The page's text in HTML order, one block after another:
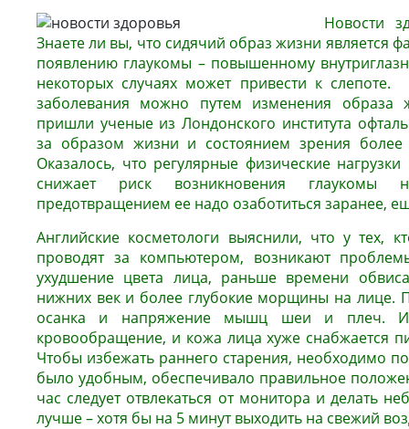
Новости
Знаете ли вы, что сидячий образ жизни является
появлению глаукомы – повышенному
некоторых случаях может привести к слепоте.
заболевания можно путем изменения образа
пришли ученые из Лондонского института
за образом жизни и состоянием зрения
Оказалось, что регулярные физические
снижает риск возникновения
предотвращением ее надо озаботиться заранее,
Английские косметологи выяснили, что у тех,
проводят за компьютером, возникают
ухудшение цвета лица, раньше времени
нижних век и более глубокие морщины на лице.
осанка и напряжение мышц шеи и плеч. Из-
кровообращение, и кожа лица хуже снабжается
Чтобы избежать раннего старения, необходимо
было удобным, обеспечивало правильное
час следует отвлекаться от монитора и делать
лучше – хотя бы на 5 минут выходить на свежий